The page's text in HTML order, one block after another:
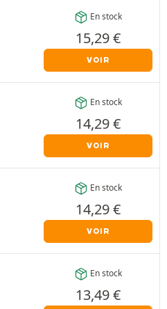
En stock
15,29€
VOIR
En stock
14,29€
VOIR
En stock
14,29€
VOIR
En stock
13,49€